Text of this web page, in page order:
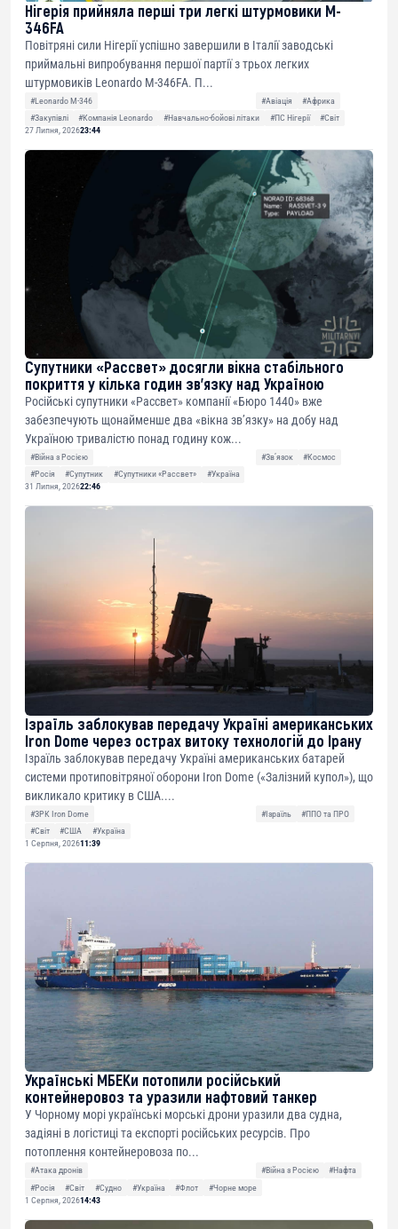
Нігерія прийняла перші три легкі штурмовики M-
346FA
Повітряні сили Нігерії успішно завершили в Італії заводські
приймальні випробування першої партії з трьох легких
штурмовиків Leonardo M-346FA. П...
#Leonardo M-346 #Авіація
#Африка
#Закупівлі
#Компанія Leonardo #Навчально-бойові літаки #ПС Нігерії
#Світ
27 Липня, 202623:44
Супутники «Рассвет» досягли вікна стабільного
покриття у кілька годин зв’язку над Україною
Російські супутники «Рассвет» компанії «Бюро 1440» вже
забезпечують щонайменше два «вікна зв’язку» на добу над
Україною тривалістю понад годину кож...
#Війна з Росією #Звʼязок
#Космос
#Росія
#Супутник #Супутники «Рассвет»
#Україна
31 Липня, 202622:46
Ізраїль заблокував передачу Україні американських
Iron Dome через острах витоку технологій до Ірану
Ізраїль заблокував передачу Україні американських батарей
системи протиповітряної оборони Iron Dome («Залізний купол»), що
викликало критику в США....
#ЗРК Iron Dome #Ізраїль
#ППО та ПРО
#Світ
#США
#Україна
1 Серпня, 202611:39
Українські МБЕКи потопили російський
контейнеровоз та уразили нафтовий танкер
У Чорному морі українські морські дрони уразили два судна,
задіяні в логістиці та експорті російських ресурсів. Про
потоплення контейнеровоза по...
#Атака дронів #Війна з Росією
#Нафта
#Росія
#Світ #Судно #Україна #Флот
#Чорне море
1 Серпня, 202614:43